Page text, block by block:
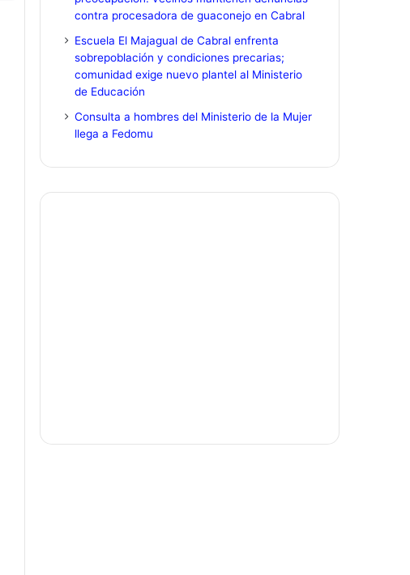
contra procesadora de guaconejo en Cabral
Escuela El Majagual de Cabral enfrenta
sobrepoblación y condiciones precarias;
comunidad exige nuevo plantel al Ministerio
de Educación
Consulta a hombres del Ministerio de la Mujer
llega a Fedomu